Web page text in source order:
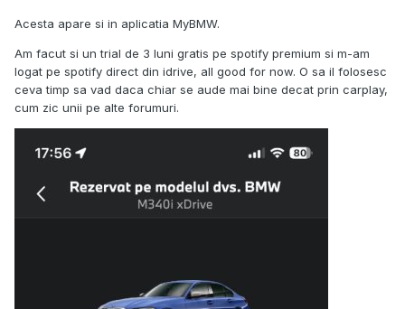
Acesta apare si in aplicatia MyBMW.
Am facut si un trial de 3 luni gratis pe spotify premium si m-am
logat pe spotify direct din idrive, all good for now. O sa il folosesc
ceva timp sa vad daca chiar se aude mai bine decat prin carplay,
cum zic unii pe alte forumuri.